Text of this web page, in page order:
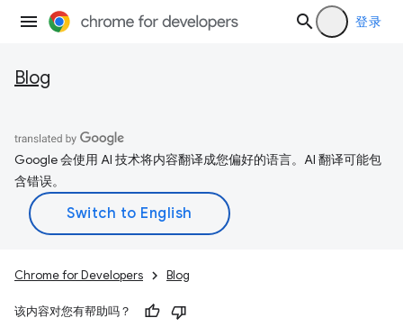
登录
Blog
Google 会使用 AI 技术将内容翻译成您偏好的语言。AI 翻译可能包
含错误。
Chrome for Developers Blog
该内容对您有帮助吗？